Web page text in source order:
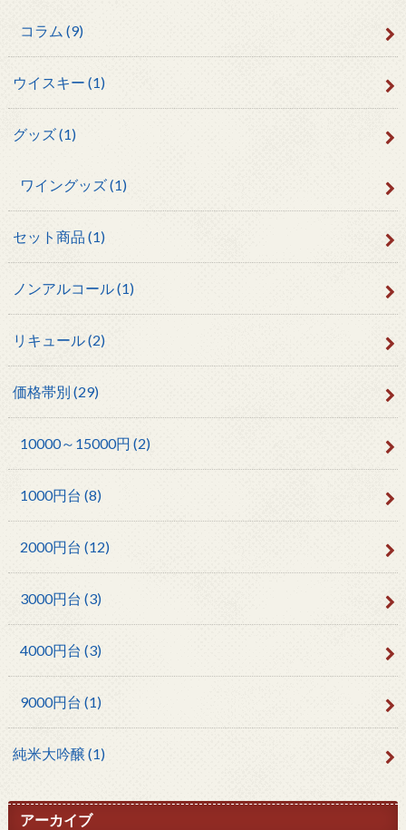
コラム (9)
ウイスキー (1)
グッズ(1)
ワイングッズ(1)
セット商品 (1)
ノンアルコール(1)
リキュール(2)
価格帯別 (29)
10000～15000円 (2)
1000円台 (8)
2000円台 (12)
3000円台 (3)
4000円台 (3)
9000円台 (1)
純米大吟醸 (1)
アーカイブ